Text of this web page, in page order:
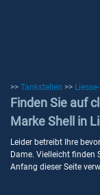
>> Tankstellen >>
Finden Sie auf
Marke Shell in
Leider betreibt Ihre
Dame. Vielleicht finden
Anfang dieser Seite